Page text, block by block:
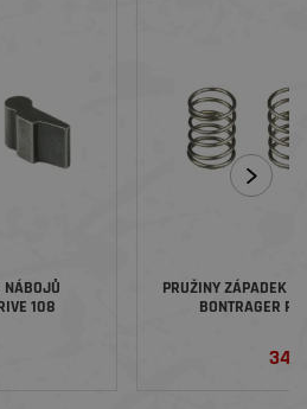
NÁBOJŮ
108
PRUŽINY ZÁPADEK
BONTRAGER
340